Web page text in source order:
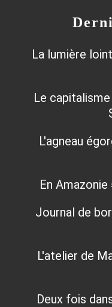
La lumière
Le
L'agneau
En
Journal de
L'atelier de
Deux fois